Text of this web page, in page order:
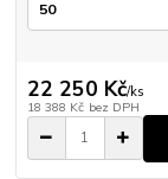
22 250 Kč/ks
18 388 Kč bez DPH